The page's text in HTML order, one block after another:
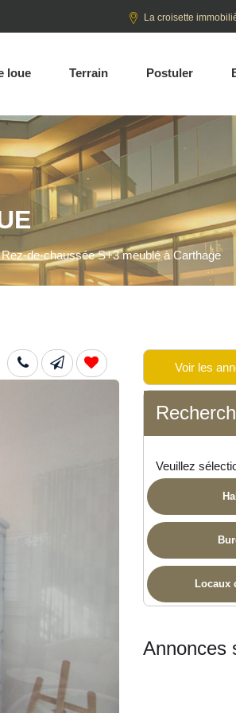
La croisette
loue Terrain Postuler
Rez-de-chaussée S+3 meublé à Carthage
Non disponible
Voir les
Veuillez
Locaux
Annonces